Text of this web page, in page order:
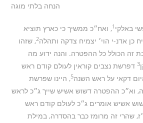
הנחה בלתי מוגה
באלקי 1, ואח״כ ממשיך כי כארץ תוציא
כן אדנ-י הוי׳ יצמיח צדקה ותהלה2, שזהו
הכולל כל ההפטרה. והנה ידוע מה
3 דפרשת נצבים קוראין לעולם קודם ראש
דקאי על ראש השנה5, היינו שפרשת
וא״כ ההפטרה דשוש אשיש שייך ג״כ לראש
אשיש אומרים ג״כ לעולם קודם ראש
שהרי זה מרומז כבר בהסדרה, במילת